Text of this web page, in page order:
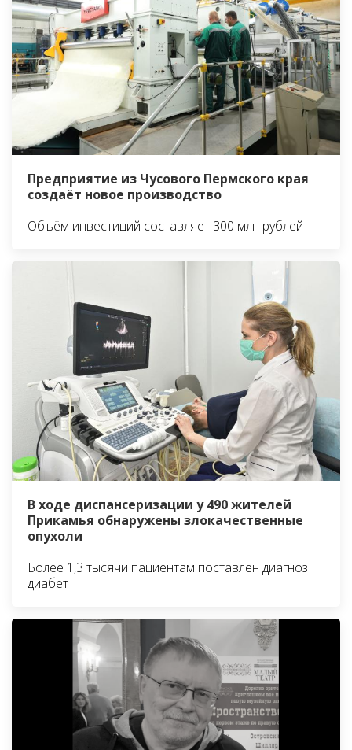
Предприятие из Чусового Пермского края
создаёт новое производство
Объём инвестиций составляет 300 млн рублей
В ходе диспансеризации у 490 жителей
Прикамья обнаружены злокачественные
опухоли
Более 1,3 тысячи пациентам поставлен диагноз
диабет